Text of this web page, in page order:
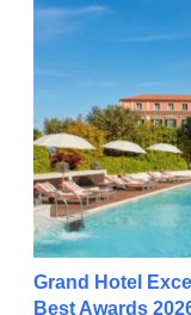
Grand Hotel
Best Awards